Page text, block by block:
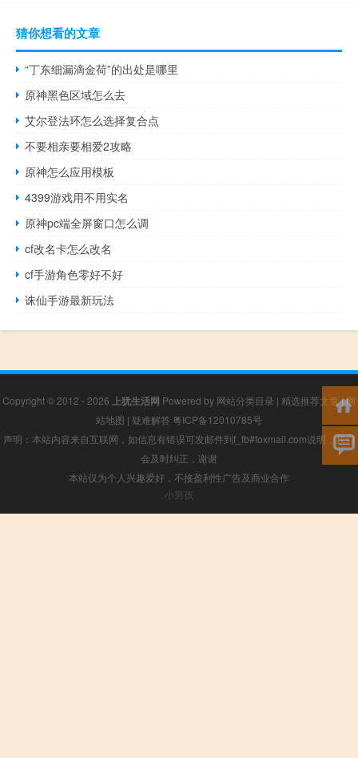
猜你想看的文章
“丁东细漏滴金荷”的出处是哪里
原神黑色区域怎么去
艾尔登法环怎么选择复合点
不要相亲要相爱2攻略
原神怎么应用模板
4399游戏用不用实名
原神pc端全屏窗口怎么调
cf改名卡怎么改名
cf手游角色零好不好
诛仙手游最新玩法
Copyright © 2012 - 2026 上犹生活网 Powered by 网站分类目录 | 精选推荐文章|网
站地图 | 疑难解答 粤ICP备12010785号
声明：本站内容来自互联网，如信息有错误可发邮件到f_fb#foxmail.com说明，我们
会及时纠正，谢谢
本站仅为个人兴趣爱好，不接盈利性广告及商业合作
小男孩